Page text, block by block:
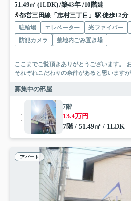
51.49㎡ (1LDK) /築43年 /10階建
都営三田線「志村三丁目」駅 徒歩12分
駐輪場 エレベーター 光ファイバー
防犯カメラ
敷地内ごみ置き場
ここまでご覧頂きありがとうございます。 お部屋探しの際には、皆さま
それぞれこだわりの条件があると思います
募集中の部屋
7階
13.4万円
7階 / 51.49㎡ / 1LDK
アパート